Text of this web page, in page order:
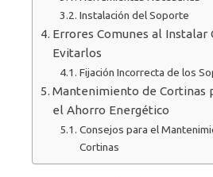
Instalación del Soporte
Errores Comunes al Instalar
Evitarlos
Fijación Incorrecta de los
Mantenimiento de Cortinas
el Ahorro Energético
Consejos para el
Cortinas